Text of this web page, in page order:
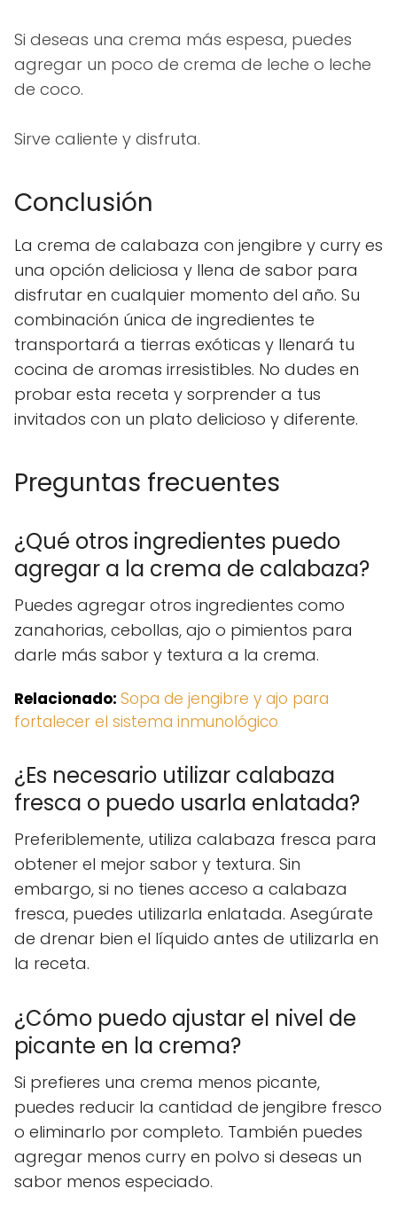
Si deseas una crema más espesa, puedes
agregar un poco de crema de leche o leche
de coco.
Sirve caliente y disfruta.
Conclusión
La crema de calabaza con jengibre y curry es
una opción deliciosa y llena de sabor para
disfrutar en cualquier momento del año. Su
combinación única de ingredientes te
transportará a tierras exóticas y llenará tu
cocina de aromas irresistibles. No dudes en
probar esta receta y sorprender a tus
invitados con un plato delicioso y diferente.
Preguntas frecuentes
¿Qué otros ingredientes puedo
agregar a la crema de calabaza?
Puedes agregar otros ingredientes como
zanahorias, cebollas, ajo o pimientos para
darle más sabor y textura a la crema.
Relacionado: Sopa de jengibre y ajo para
fortalecer el sistema inmunológico
¿Es necesario utilizar calabaza
fresca o puedo usarla enlatada?
Preferiblemente, utiliza calabaza fresca para
obtener el mejor sabor y textura. Sin
embargo, si no tienes acceso a calabaza
fresca, puedes utilizarla enlatada. Asegúrate
de drenar bien el líquido antes de utilizarla en
la receta.
¿Cómo puedo ajustar el nivel de
picante en la crema?
Si prefieres una crema menos picante,
puedes reducir la cantidad de jengibre fresco
o eliminarlo por completo. También puedes
agregar menos curry en polvo si deseas un
sabor menos especiado.